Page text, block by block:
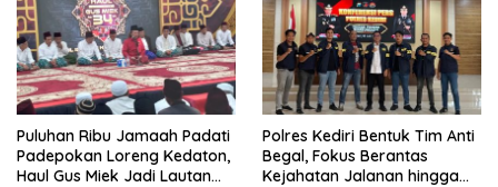
Puluhan Ribu Jamaah Padati
Padepokan Loreng Kedaton,
Haul Gus Miek Jadi Lautan
Polres Kediri Bentuk Tim Anti
Begal, Fokus Berantas
Kejahatan Jalanan hingga